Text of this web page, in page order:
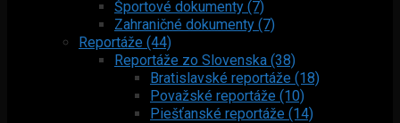
Športové dokumenty (7)
Zahraničné dokumenty (7)
Reportáže (44)
Reportáže zo Slovenska (38)
Bratislavské reportáže (18)
Považské reportáže (10)
Piešťanské reportáže (14)